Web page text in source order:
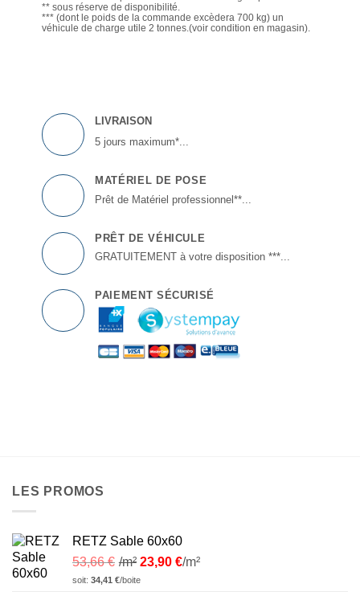
** sous réserve de disponibilité.
*** (dont le poids de la commande excèdera 700 kg) un
véhicule de charge utile 2 tonnes.(voir condition en magasin).
LIVRAISON
5 jours maximum*...
MATÉRIEL DE POSE
Prêt de Matériel professionnel**...
PRÊT DE VÉHICULE
GRATUITEMENT à votre disposition ***...
PAIEMENT SÉCURISÉ
LES PROMOS
RETZ Sable 60x60
53,66€ /m² 23,90 €/m²
soit: 34,41 €/boite